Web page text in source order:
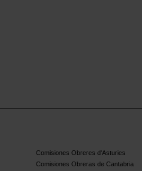
Comisiones Obreres d'Asturies
Comisiones Obreras de Cantabria